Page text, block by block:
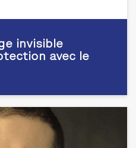
invisible
avec le